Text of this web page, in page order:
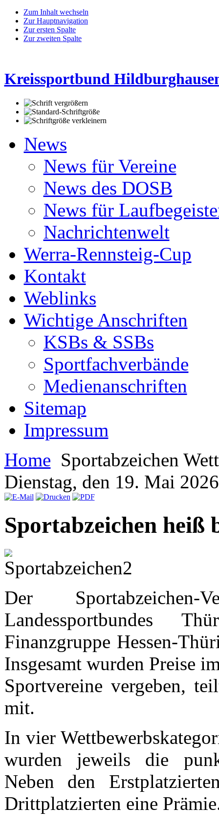
Zum Inhalt wechseln
Zur Hauptnavigation
Zur ersten Spalte
Zur zweiten Spalte
Kreissportbund
News
News für Vereine
News des DOSB
News für
Nachrichtenwelt
Werra-Rennsteig-Cup
Kontakt
Weblinks
Wichtige Anschriften
KSBs & SSBs
Sportfachverbände
Medienanschriften
Sitemap
Impressum
Home Sportabzeichen
Dienstag, den 19. Mai
Sportabzeichen heiß
Der Sportabzeichen-
Landessportbundes
Finanzgruppe Hessen-
Insgesamt wurden Preise
Sportvereine vergeben,
mit.
In vier
wurden jeweils die
Neben den
Drittplatzierten eine